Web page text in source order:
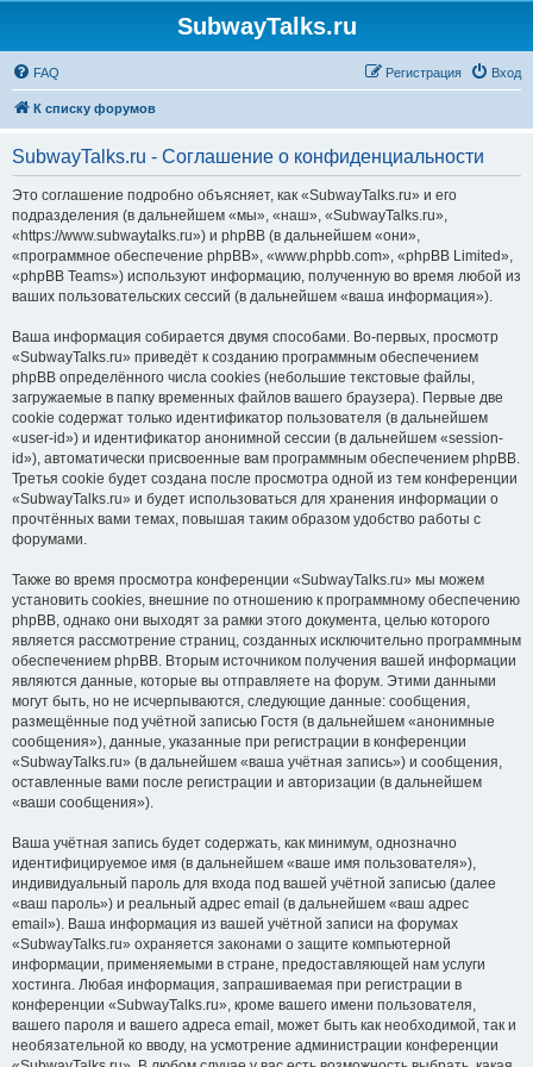
SubwayTalks.ru
FAQ Вход
Регистрация
К списку форумов
SubwayTalks.ru - Соглашение о конфиденциальности
Это соглашение подробно объясняет, как «SubwayTalks.ru» и его
подразделения (в дальнейшем «мы», «наш», «SubwayTalks.ru»,
«https://www.subwaytalks.ru») и phpBB (в дальнейшем «они»,
«программное обеспечение phpBB», «www.phpbb.com», «phpBB Limited»,
«phpBB Teams») используют информацию, полученную во время любой из
ваших пользовательских сессий (в дальнейшем «ваша информация»).
Ваша информация собирается двумя способами. Во-первых, просмотр
«SubwayTalks.ru» приведёт к созданию программным обеспечением
phpBB определённого числа cookies (небольшие текстовые файлы,
загружаемые в папку временных файлов вашего браузера). Первые две
cookie содержат только идентификатор пользователя (в дальнейшем
«user-id») и идентификатор анонимной сессии (в дальнейшем «session-
id»), автоматически присвоенные вам программным обеспечением phpBB.
Третья cookie будет создана после просмотра одной из тем конференции
«SubwayTalks.ru» и будет использоваться для хранения информации о
прочтённых вами темах, повышая таким образом удобство работы с
форумами.
Также во время просмотра конференции «SubwayTalks.ru» мы можем
установить cookies, внешние по отношению к программному обеспечению
phpBB, однако они выходят за рамки этого документа, целью которого
является рассмотрение страниц, созданных исключительно программным
обеспечением phpBB. Вторым источником получения вашей информации
являются данные, которые вы отправляете на форум. Этими данными
могут быть, но не исчерпываются, следующие данные: сообщения,
размещённые под учётной записью Гостя (в дальнейшем «анонимные
сообщения»), данные, указанные при регистрации в конференции
«SubwayTalks.ru» (в дальнейшем «ваша учётная запись») и сообщения,
оставленные вами после регистрации и авторизации (в дальнейшем
«ваши сообщения»).
Ваша учётная запись будет содержать, как минимум, однозначно
идентифицируемое имя (в дальнейшем «ваше имя пользователя»),
индивидуальный пароль для входа под вашей учётной записью (далее
«ваш пароль») и реальный адрес email (в дальнейшем «ваш адрес
email»). Ваша информация из вашей учётной записи на форумах
«SubwayTalks.ru» охраняется законами о защите компьютерной
информации, применяемыми в стране, предоставляющей нам услуги
хостинга. Любая информация, запрашиваемая при регистрации в
конференции «SubwayTalks.ru», кроме вашего имени пользователя,
вашего пароля и вашего адреса email, может быть как необходимой, так и
необязательной ко вводу, на усмотрение администрации конференции